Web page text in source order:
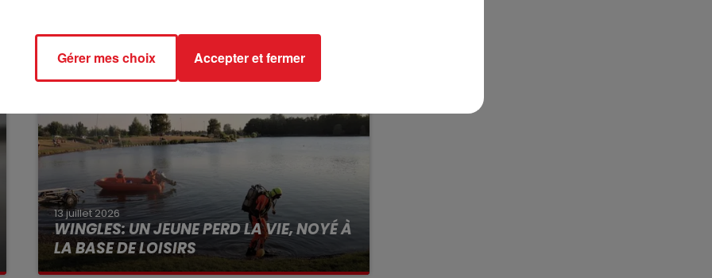
13 juillet 2026
WINGLES: UN JEUNE PERD LA VIE, NOYÉ À
LA BASE DE LOISIRS
La victime a coulé à pic
Gérer mes choix Accepter et fermer